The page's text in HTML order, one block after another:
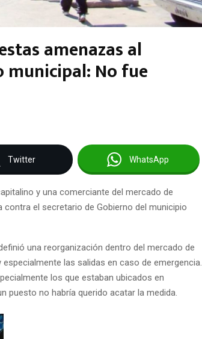
amenazas al
municipal: No fue
Twitter WhatsApp
y una comerciante del mercado de
el secretario de Gobierno del municipio
una reorganización dentro del mercado de
las salidas en caso de emergencia.
los que estaban ubicados en
puesto no habría querido acatar la medida.